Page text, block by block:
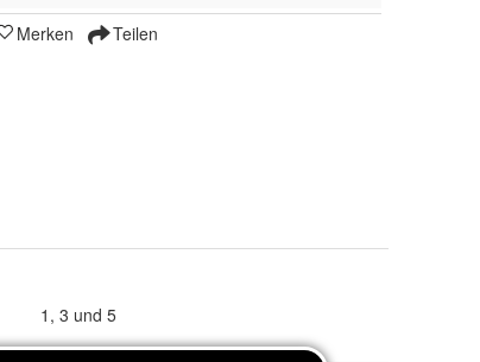
Merken Teilen
1, 3 und 5